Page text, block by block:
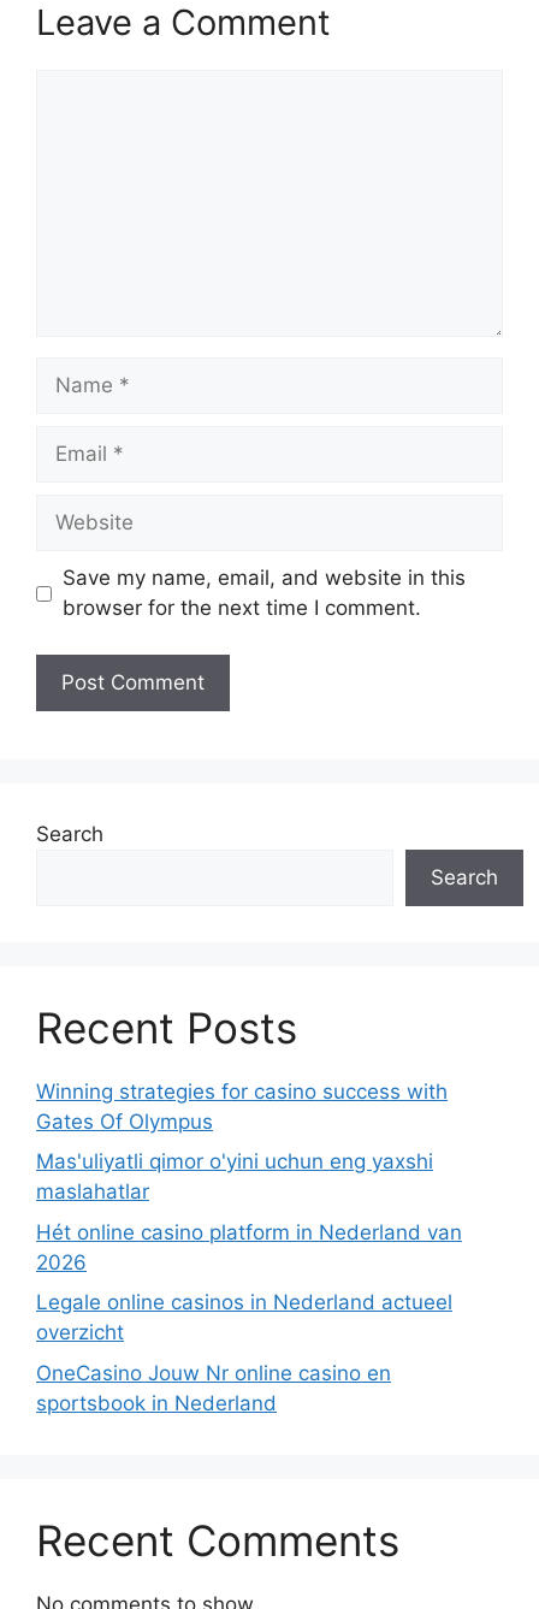
Leave a Comment
Name
Email
Website
Save my name, email, and website in this
browser for the next time I comment.
Search
Search
Recent Posts
Winning strategies for casino success with
Gates Of Olympus
Mas'uliyatli qimor o'yini uchun eng yaxshi
maslahatlar
Hét online casino platform in Nederland van
2026
Legale online casinos in Nederland actueel
overzicht
OneCasino Jouw Nr online casino en
sportsbook in Nederland
Recent Comments
No comments to show.